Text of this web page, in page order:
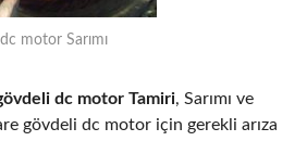
motor Sarımı
dc motor Tamiri, Sarımı ve
gövdeli dc motor için gerekli arıza